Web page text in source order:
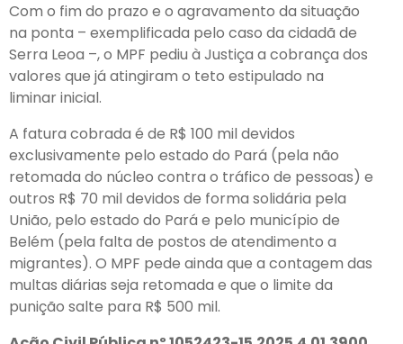
Com o fim do prazo e o agravamento da situação
na ponta – exemplificada pelo caso da cidadã de
Serra Leoa –, o MPF pediu à Justiça a cobrança dos
valores que já atingiram o teto estipulado na
liminar inicial.
A fatura cobrada é de R$ 100 mil devidos
exclusivamente pelo estado do Pará (pela não
retomada do núcleo contra o tráfico de pessoas) e
outros R$ 70 mil devidos de forma solidária pela
União, pelo estado do Pará e pelo município de
Belém (pela falta de postos de atendimento a
migrantes). O MPF pede ainda que a contagem das
multas diárias seja retomada e que o limite da
punição salte para R$ 500 mil.